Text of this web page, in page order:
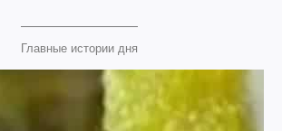
Главные истории дня